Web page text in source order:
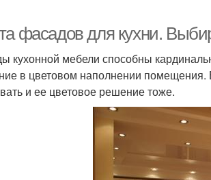
фасадов для кухни.
кухонной мебели способны
в цветовом наполнении
и ее цветовое решение тоже.